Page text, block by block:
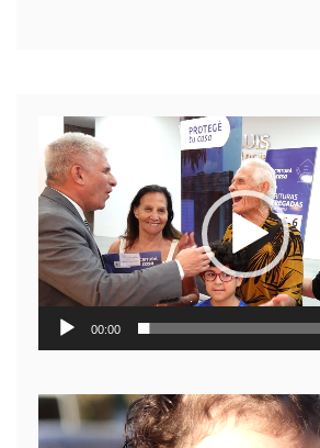
Reproductor
de
video
00:00
Reproductor
de